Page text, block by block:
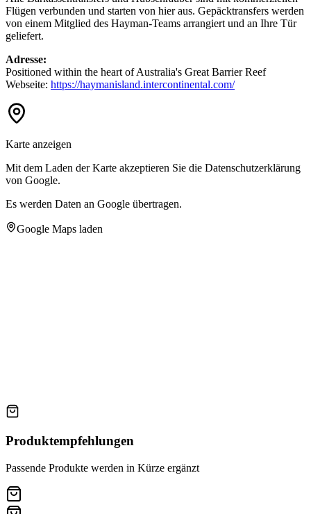
Flügen verbunden und starten von hier aus. Gepäcktransfers werden
von einem Mitglied des Hayman-Teams arrangiert und an Ihre Tür
geliefert.
Adresse:
Positioned within the heart of Australia's Great Barrier Reef
Webseite: https://haymanisland.intercontinental.com/
Karte anzeigen
Mit dem Laden der Karte akzeptieren Sie die Datenschutzerklärung
von Google.
Es werden Daten an Google übertragen.
Google Maps laden
Produktempfehlungen
Passende Produkte werden in Kürze ergänzt